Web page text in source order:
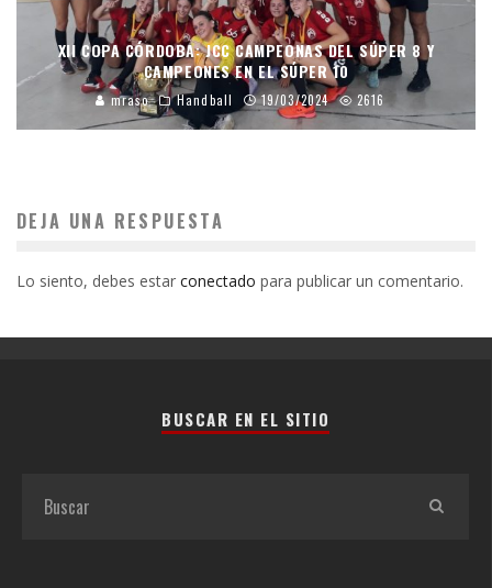
XII COPA CÓRDOBA: JCC CAMPEONAS DEL SÚPER 8 Y
CAMPEONES EN EL SÚPER 10
mraso Handball 19/03/2024 2616
DEJA UNA RESPUESTA
Lo siento, debes estar conectado para publicar un comentario.
BUSCAR EN EL SITIO